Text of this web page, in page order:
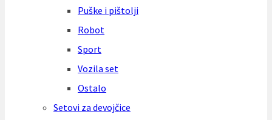
Puške i pištolji
Robot
Sport
Vozila set
Ostalo
Setovi za devojčice